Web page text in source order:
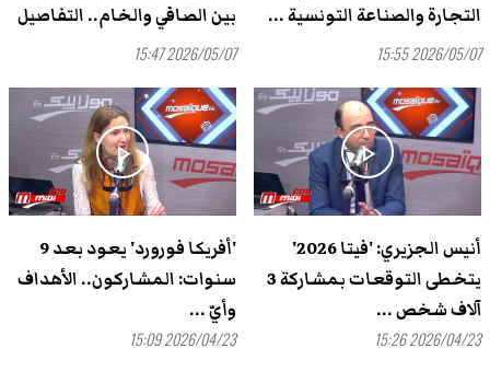
التجارة والصناعة التونسية ...
2026/05/07 15:55
بين الصافي والخام.. التفاصيل
2026/05/07 15:47
play_arrow
أنيس الجزيري: 'فيتا 2026'
يتخطى التوقعات بمشاركة 3
آلاف شخص ...
2026/04/23 15:26
play_arrow
'أفريكا فورورد' يعود بعد 9
سنوات: المشاركون.. الأهداف
وأيّ ...
2026/04/23 15:09